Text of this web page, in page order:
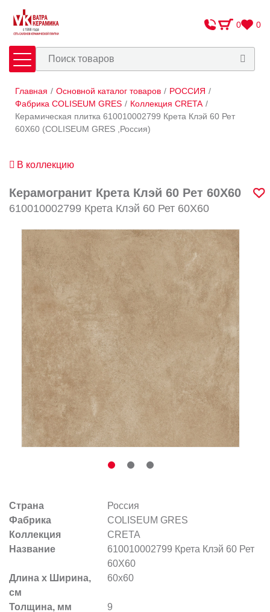
0 0
Плитка Сантехника
Оплата и доставка
Контакты
Адреса салонов
+7 (495) 532-06-30 internet@kdv.ru
Заказать звонок
Главная / Основной каталог товаров / РОССИЯ /
Фабрика COLISEUM GRES / Коллекция CRETA /
Керамическая плитка 610010002799 Крета Клэй 60 Рет
60X60 (COLISEUM GRES ,Россия)
В коллекцию
Керамогранит Крета Клэй 60 Рет 60X60
610010002799 Крета Клэй 60 Рет 60X60
Страна
Россия
Фабрика
COLISEUM GRES
Коллекция
CRETA
Название
610010002799 Крета Клэй 60 Рет
60X60
Длина х Ширина,
см
60x60
Толщина, мм
9